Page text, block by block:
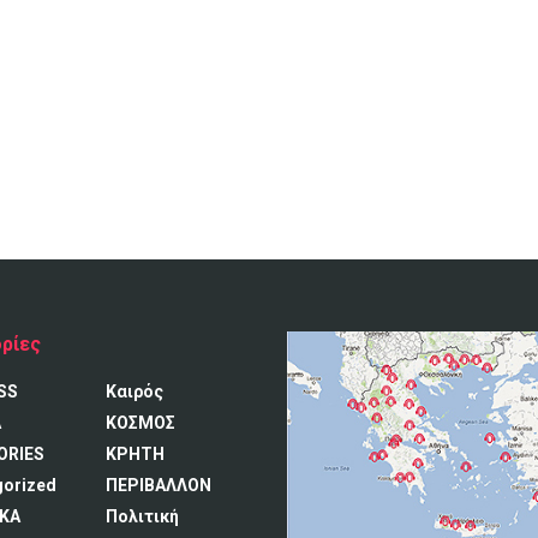
Καιρός
ΚΟΣΜΟΣ
ΚΡΗΤΗ
ΠΕΡΙΒΑΛΛΟΝ
Πολιτική